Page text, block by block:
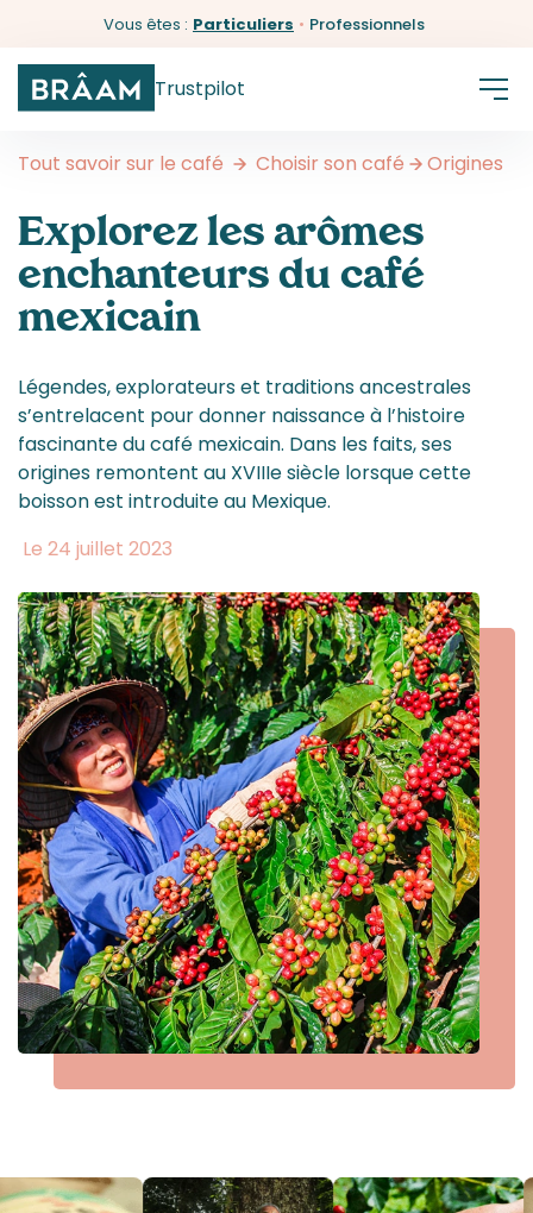
Vous êtes : Particuliers • Professionnels
Trustpilot
Tout savoir sur le café Choisir son café Origines
Explorez les arômes
enchanteurs du café
mexicain
Légendes, explorateurs et traditions ancestrales
s’entrelacent pour donner naissance à l’histoire
fascinante du café mexicain. Dans les faits, ses
origines remontent au XVIIIe siècle lorsque cette
boisson est introduite au Mexique.
Le 24 juillet 2023